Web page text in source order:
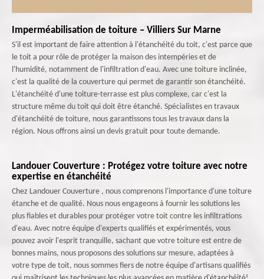
Imperméabilisation de toiture – Villiers Sur Marne
S'il est important de faire attention à l'étanchéité du toit, c'est parce que
le toit a pour rôle de protéger la maison des intempéries et de
l'humidité, notamment de l'infiltration d'eau. Avec une toiture inclinée,
c'est la qualité de la couverture qui permet de garantir son étanchéité.
L'étanchéité d'une toiture-terrasse est plus complexe, car c'est la
structure même du toit qui doit être étanché. Spécialistes en travaux
d'étanchéité de toiture, nous garantissons tous les travaux dans la
région. Nous offrons ainsi un devis gratuit pour toute demande.
Landouer Couverture : Protégez votre toiture avec notre
expertise en étanchéité
Chez Landouer Couverture , nous comprenons l'importance d'une toiture
étanche et de qualité. Nous nous engageons à fournir les solutions les
plus fiables et durables pour protéger votre toit contre les infiltrations
d'eau. Avec notre équipe d'experts qualifiés et expérimentés, vous
pouvez avoir l'esprit tranquille, sachant que votre toiture est entre de
bonnes mains, nous proposons des solutions sur mesure, adaptées à
votre type de toit, nous sommes fiers de notre équipe d'artisans qualifiés